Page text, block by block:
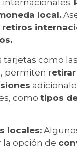
internacionales.
local.
tarjetas como
permiten r
como tipos
locales:
opción de